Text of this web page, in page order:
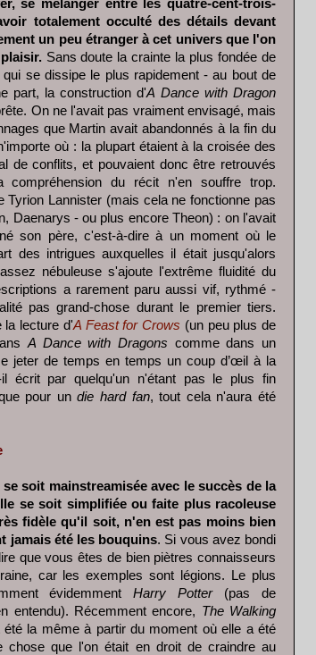
se mélanger entre les quatre-cent-trois-
totalement occulté des détails devant
un peu étranger à cet univers que l'on
Sans doute la crainte la plus fondée de
se dissipe le plus rapidement - au bout de
part, la construction d'A Dance with Dragon
On ne l'avait pas vraiment envisagé, mais
que Martin avait abandonnés à la fin du
où : la plupart étaient à la croisée des
de conflits, et pouvaient donc être retrouvés
du récit n'en souffre trop.
Tyrion Lannister (mais cela ne fonctionne pas
Daenarys - ou plus encore Theon) : on l'avait
son père, c'est-à-dire à un moment où le
des intrigues auxquelles il était jusqu'alors
nébuleuse s'ajoute l'extrême fluidité du
a rarement paru aussi vif, rythmé -
pas grand-chose durant le premier tiers.
la lecture d'A Feast for Crows (un peu plus de
A Dance with Dragons comme dans un
jeter de temps en temps un coup d’œil à la
écrit par quelqu'un n'étant pas le plus fin
pour undie hard fan, tout cela n'aura été
soit mainstreamisée avec le succès de la
se soit simplifiée ou faite plus racoleuse
fidèle qu'il soit, n'en est pas moins bien
jamais été les bouquins. Si vous avez bondi
que vous êtes de bien piètres connaisseurs
car les exemples sont légions. Le plus
évidemmentHarry Potter(pas de
entendu). Récemment encore, The Walking
la même à partir du moment où elle a été
que l'on était en droit de craindre au